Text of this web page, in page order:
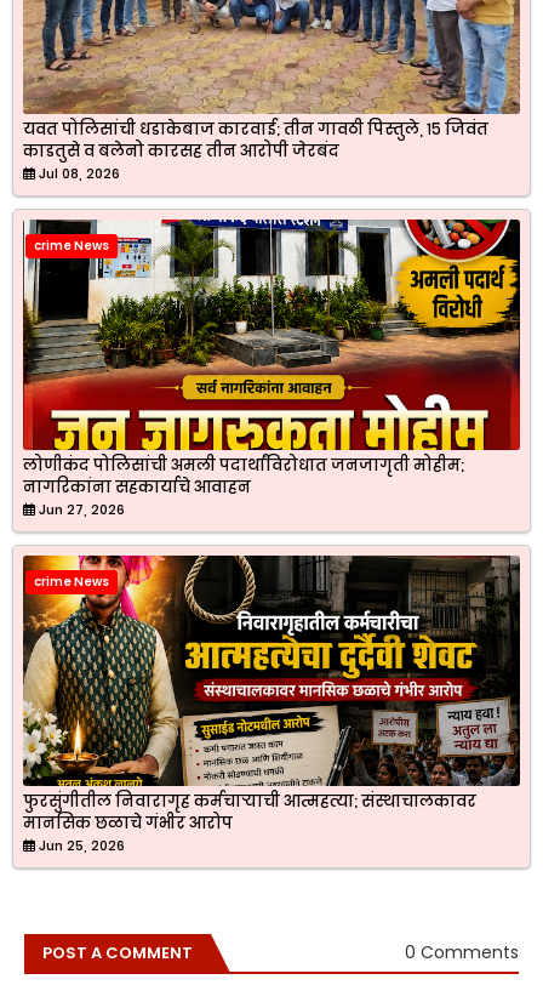
यवत पोलिसांची धडाकेबाज कारवाई; तीन गावठी पिस्तुले, १५ जिवंत
काडतुसे व बलेनो कारसह तीन आरोपी जेरबंद
Jul 08, 2026
crime News
लोणीकंद पोलिसांची अमली पदार्थांविरोधात जनजागृती मोहीम;
नागरिकांना सहकार्याचे आवाहन
Jun 27, 2026
crime News
फुरसुंगीतील निवारागृह कर्मचाऱ्याची आत्महत्या; संस्थाचालकावर
मानसिक छळाचे गंभीर आरोप
Jun 25, 2026
POST A COMMENT 0 Comments